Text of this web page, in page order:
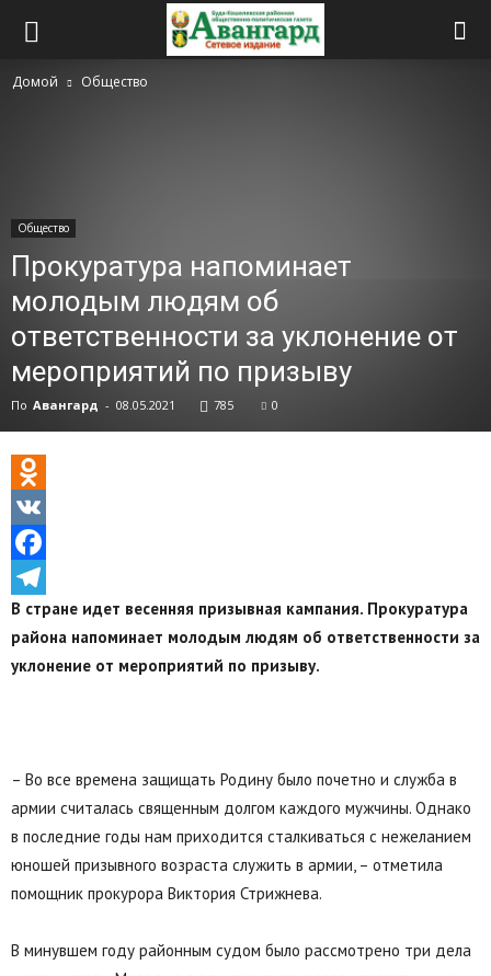
Домой Общество
Общество
Прокуратура напоминает
молодым людям об
ответственности за уклонение от
мероприятий по призыву
По Авангард - 08.05.2021 785 0
Odnoklassniki
VK
Facebook
Telegram
В стране идет весенняя призывная кампания. Прокуратура
района напоминает молодым людям об ответственности за
уклонение от мероприятий по призыву.
– Во все времена защищать Родину было почетно и служба в
армии считалась священным долгом каждого мужчины. Однако
в последние годы нам приходится сталкиваться с нежеланием
юношей призывного возраста служить в армии, – отметила
помощник прокурора Виктория Стрижнева.
В минувшем году районным судом было рассмотрено три дела